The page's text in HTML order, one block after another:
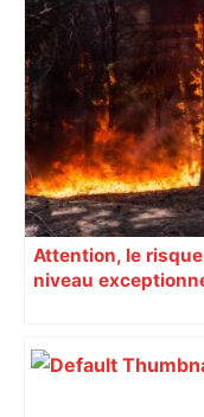
"C'est la reprise
horrible", plus de
ralentissements
jeudi matin, on
secteurs à éviter
Attention, le
niveau